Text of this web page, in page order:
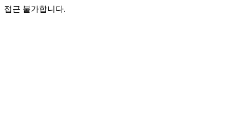
접근 불가합니다.